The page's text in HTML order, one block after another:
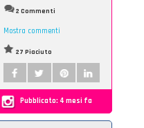
2 Commenti
Mostra commenti
27 Piaciuto
Pubblicato: 4 mesi fa